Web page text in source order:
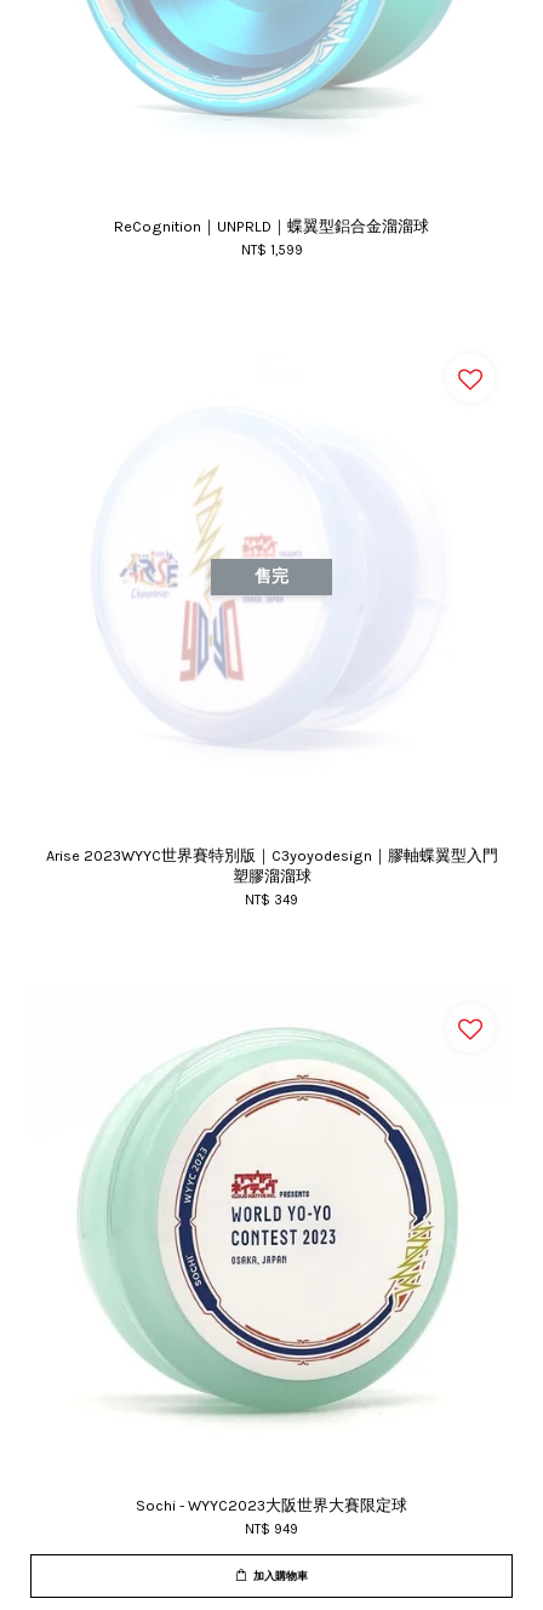
ReCognition｜UNPRLD｜蝶翼型鋁合金溜溜球
NT$ 1,599
售完
Arise 2023WYYC世界賽特別版｜C3yoyodesign｜膠軸蝶翼型入門
塑膠溜溜球
NT$ 349
Sochi - WYYC2023大阪世界大賽限定球
NT$ 949
加入購物車